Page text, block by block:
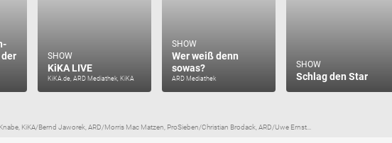
der
SHOW
KiKA LIVE
KiKA.de, ARD Mediathek, KiKA
SHOW
Wer weiß denn
sowas?
ARD Mediathek
SHOW
Schlag den Star
KiKA/Bernd Jaworek, ARD/Morris Mac Matzen, ProSieben/Christian Brodack, ARD/Uwe Ernst...